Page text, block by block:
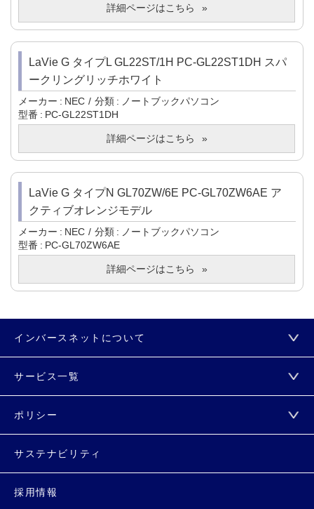
詳細ページはこちら
LaVie G タイプL GL22ST/1H PC-GL22ST1DH スパ
ークリングリッチホワイト
メーカー NEC 分類
ノートブックパソコン
型番
PC-GL22ST1DH
詳細ページはこちら
LaVie G タイプN GL70ZW/6E PC-GL70ZW6AE ア
クティブオレンジモデル
メーカー NEC 分類
ノートブックパソコン
型番
PC-GL70ZW6AE
詳細ページはこちら
インバースネットについて
サービス一覧
ポリシー
サステナビリティ
採用情報